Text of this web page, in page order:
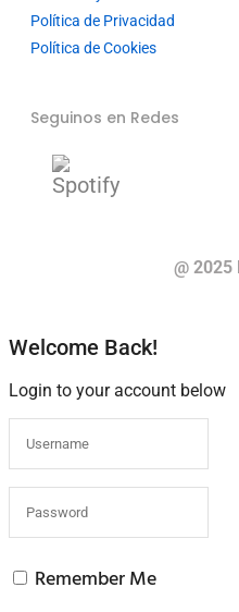
Política de Privacidad
Política de Cookies
Seguinos en Redes
@ 2025
Welcome Back!
Login to your account below
Remember Me